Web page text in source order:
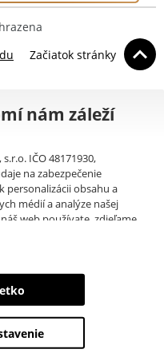
Začiatok stránky
nám záleží
IČO 48171930,
na zabezpečenie
personalizácii obsahu a
médií a analýze našej
web používate, zdieľame
ktoré získali v dôsledku
zahŕňajú cookies, dáta z
spojené s prezeraním